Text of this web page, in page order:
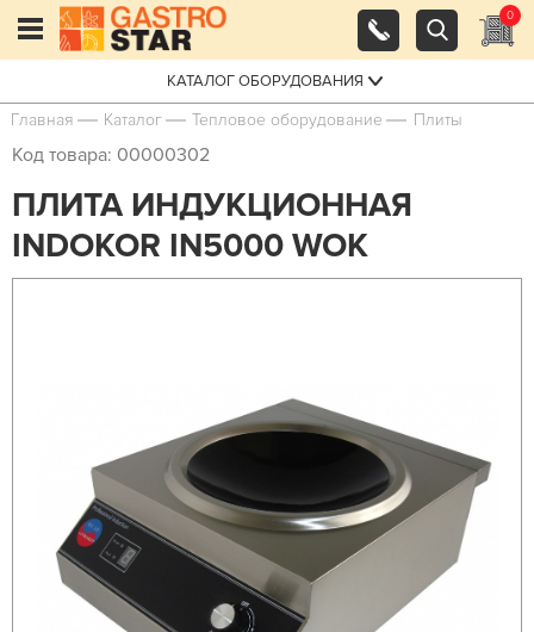
0
КАТАЛОГ ОБОРУДОВАНИЯ
Главная Каталог Тепловое оборудование Плиты
Код товара: 00000302
ПЛИТА ИНДУКЦИОННАЯ
INDOKOR IN5000 WOK